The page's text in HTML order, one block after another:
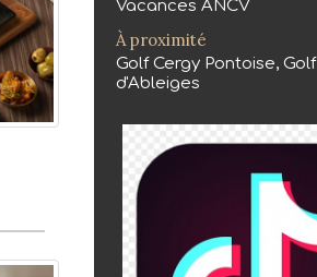
Vacances ANCV
À proximité
Golf Cergy Pontoise, Golf
d'Ableiges